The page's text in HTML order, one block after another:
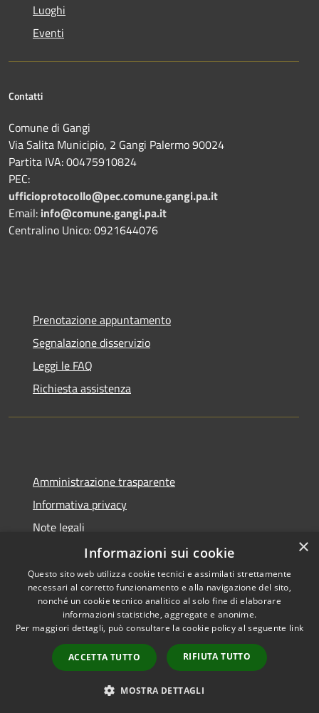
Luoghi
Eventi
Contatti
Comune di Gangi
Via Salita Municipio, 2 Gangi Palermo 90024
Partita IVA: 00475910824
PEC:
ufficioprotocollo@pec.comune.gangi.pa.it
Email: info@comune.gangi.pa.it
Centralino Unico: 0921644076
Prenotazione appuntamento
Segnalazione disservizio
Leggi le FAQ
Richiesta assistenza
Amministrazione trasparente
Informativa privacy
Note legali
Dichiarazione di accessibilità
RSS
Accessibilità
Copyright © 2026 • Comune di
Municipium•
Accesso
redazione
×
Informazioni sui cookie
Questo sito web utilizza cookie tecnici e assimilati strettamente
necessari al corretto funzionamento e alla navigazione del sito,
nonché un cookie tecnico analitico al solo fine di elaborare
informazioni statistiche, aggregate e anonime.
Per maggiori dettagli, può consultare la cookie policy al seguente link
ACCETTA TUTTO RIFIUTA TUTTO
MOSTRA DETTAGLI